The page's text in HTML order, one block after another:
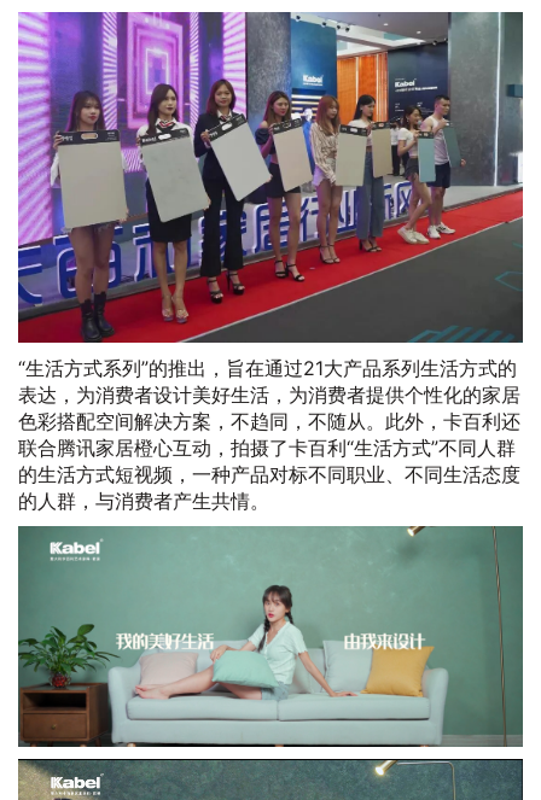
“生活方式系列”的推出，旨在通过21大产品系列生活方式的
表达，为消费者设计美好生活，为消费者提供个性化的家居
色彩搭配空间解决方案，不趋同，不随从。此外，卡百利还
联合腾讯家居橙心互动，拍摄了卡百利“生活方式”不同人群
的生活方式短视频，一种产品对标不同职业、不同生活态度
的人群，与消费者产生共情。